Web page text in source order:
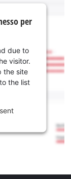
per
due to
visitor.
the site
the list